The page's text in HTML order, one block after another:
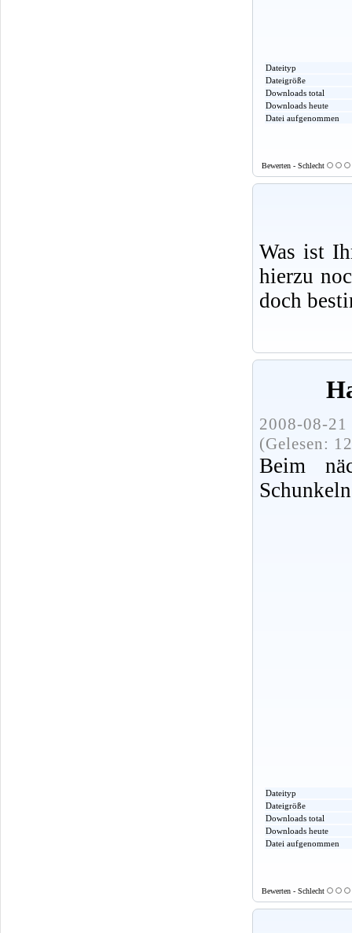
Dateityp
Dateigröße
Downloads total
Downloads heute
Datei aufgenommen
Bewerten - Schlecht
Was ist
hierzu
doch
2008-08-
(Gelesen:
Beim
Dateityp
Dateigröße
Downloads total
Downloads heute
Datei aufgenommen
Bewerten - Schlecht